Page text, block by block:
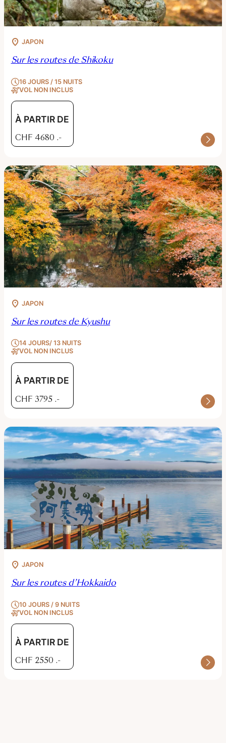
JAPON
Sur les routes de Shikoku
16 JOURS / 15 NUITS
VOL NON INCLUS
À PARTIR DE
CHF 4680 .-
JAPON
Sur les routes de Kyushu
14 JOURS/ 13 NUITS
VOL NON INCLUS
À PARTIR DE
CHF 3795 .-
JAPON
Sur les routes d’Hokkaido
10 JOURS / 9 NUITS
VOL NON INCLUS
À PARTIR DE
CHF 2550 .-